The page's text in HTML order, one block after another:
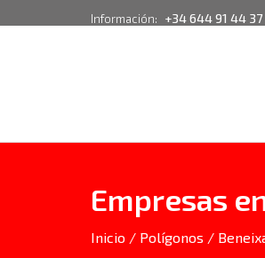
Información: +34 644 91 44 37
Empresas
Inicio / Polígonos /